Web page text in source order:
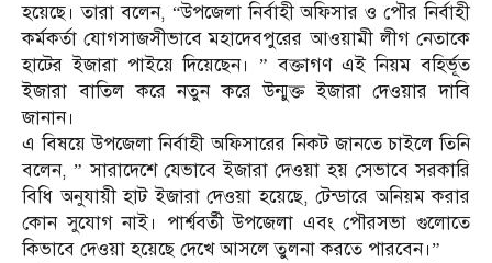
হয়েছে। তারা বলেন, “উপজেলা নির্বাহী অফিসার ও পৌর নির্বাহী
কর্মকর্তা যোগসাজসীভাবে মহাদেবপুরের আওয়ামী লীগ নেতাকে
হাটের ইজারা পাইয়ে দিয়েছেন। ” বক্তাগণ এই নিয়ম বহির্ভূত
ইজারা বাতিল করে নতুন করে উন্মুক্ত ইজারা দেওয়ার দাবি
জানান।
এ বিষয়ে উপজেলা নির্বাহী অফিসারের নিকট জানতে চাইলে তিনি
বলেন, ” সারাদেশে যেভাবে ইজারা দেওয়া হয় সেভাবে সরকারি
বিধি অনুযায়ী হাট ইজারা দেওয়া হয়েছে, টেন্ডারে অনিয়ম করার
কোন সুযোগ নাই। পার্শ্ববর্তী উপজেলা এবং পৌরসভা গুলোতে
কিভাবে দেওয়া হয়েছে দেখে আসলে তুলনা করতে পারবেন।”